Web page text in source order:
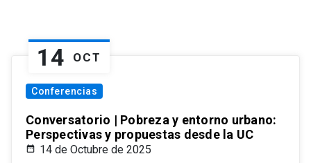
14 OCT
Conferencias
Conversatorio | Pobreza y entorno urbano:
Perspectivas y propuestas desde la UC
14 de Octubre de 2025